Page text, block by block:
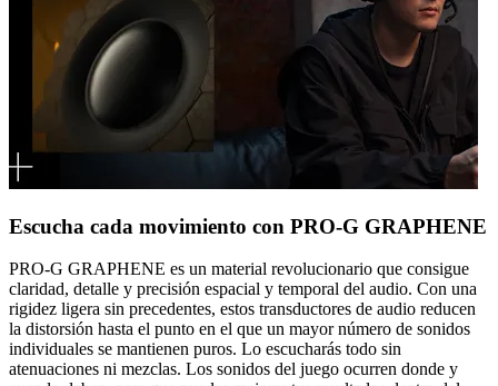
Escucha cada movimiento con PRO-G GRAPHENE
PRO-G GRAPHENE es un material revolucionario que consigue
claridad, detalle y precisión espacial y temporal del audio. Con una
rigidez ligera sin precedentes, estos transductores de audio reducen
la distorsión hasta el punto en el que un mayor número de sonidos
individuales se mantienen puros. Lo escucharás todo sin
atenuaciones ni mezclas. Los sonidos del juego ocurren donde y